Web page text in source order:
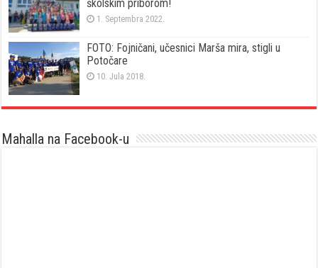
školskim priborom!
1. Septembra 2022.
FOTO: Fojničani, učesnici Marša mira, stigli u
Potočare
10. Jula 2018.
Mahalla na Facebook-u